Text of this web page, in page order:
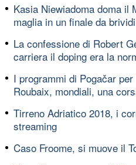
Kasia Niewiadoma doma il
maglia in un finale da
La confessione di Robert
carriera il doping era la
I programmi di Pogačar
Roubaix, mondiali, una
Tirreno Adriatico 2018, i
streaming
Caso Froome, si muove il